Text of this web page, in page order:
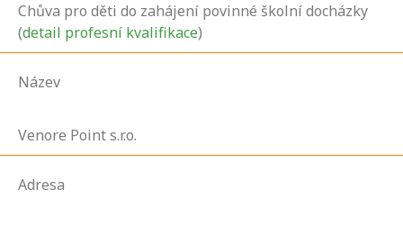
Chůva pro děti do zahájení povinné školní docházky
(detail profesní kvalifikace)
Název
Venore Point s.r.o.
Adresa